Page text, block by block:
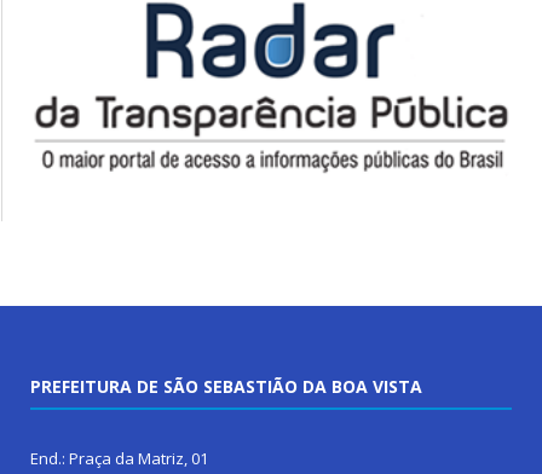
PREFEITURA DE SÃO SEBASTIÃO DA BOA VISTA
End.: Praça da Matriz, 01